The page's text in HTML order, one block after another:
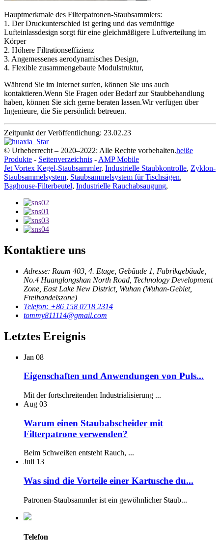
Hauptmerkmale des Filterpatronen-Staubsammlers:
1. Der Druckunterschied ist gering und das vernünftige
Lufteinlassdesign sorgt für eine gleichmäßigere Luftverteilung im
Körper
2. Höhere Filtrationseffizienz
3. Angemessenes aerodynamisches Design,
4. Flexible zusammengebaute Modulstruktur,
Während Sie im Internet surfen, können Sie uns auch
kontaktieren.Wenn Sie Fragen oder Bedarf zur Staubbehandlung
haben, können Sie sich gerne beraten lassen.Wir verfügen über
Ingenieure, die Sie persönlich betreuen.
Zeitpunkt der Veröffentlichung: 23.02.23
© Urheberrecht – 2020–2022: Alle Rechte vorbehalten.heiße
Produkte - Seitenverzeichnis - AMP Mobile
Jet Vortex Kegel-Staubsammler, Industrielle Staubkontrolle, Zyklon-
Staubsammelsystem, Staubsammelsystem für Tischsägen,
Baghouse-Filterbeutel, Industrielle Rauchabsaugung,
Kontaktiere uns
Adresse: Raum 403, 4. Etage, Gebäude 1, Fabrikgebäude,
No.4 Huanglongshan North Road, Technology Development
Zone, East Lake New District, Wuhan (Wuhan-Gebiet,
Freihandelszone)
Telefon: +86 158 0718 2314
tommy811114@gmail.com
Letztes Ereignis
Jan 08
Eigenschaften und Anwendungen von Puls...
Mit der fortschreitenden Industrialisierung ...
Aug 03
Warum einen Staubabscheider mit
Filterpatrone verwenden?
Beim Schweißen entsteht Rauch, ...
Juli 13
Was sind die Vorteile einer Kartusche du...
Patronen-Staubsammler ist ein gewöhnlicher Staub...
Telefon